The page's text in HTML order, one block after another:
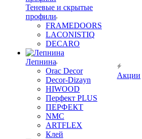
Теневые и скрытые
профили
FRAMEDOORS
LACONISTIQ
DECARO
Лепнина
Orac Decor
Decor-Dizayn
HIWOOD
Перфект PLUS
ПЕРФЕКТ
NMC
ARTFLEX
Клей
Акции